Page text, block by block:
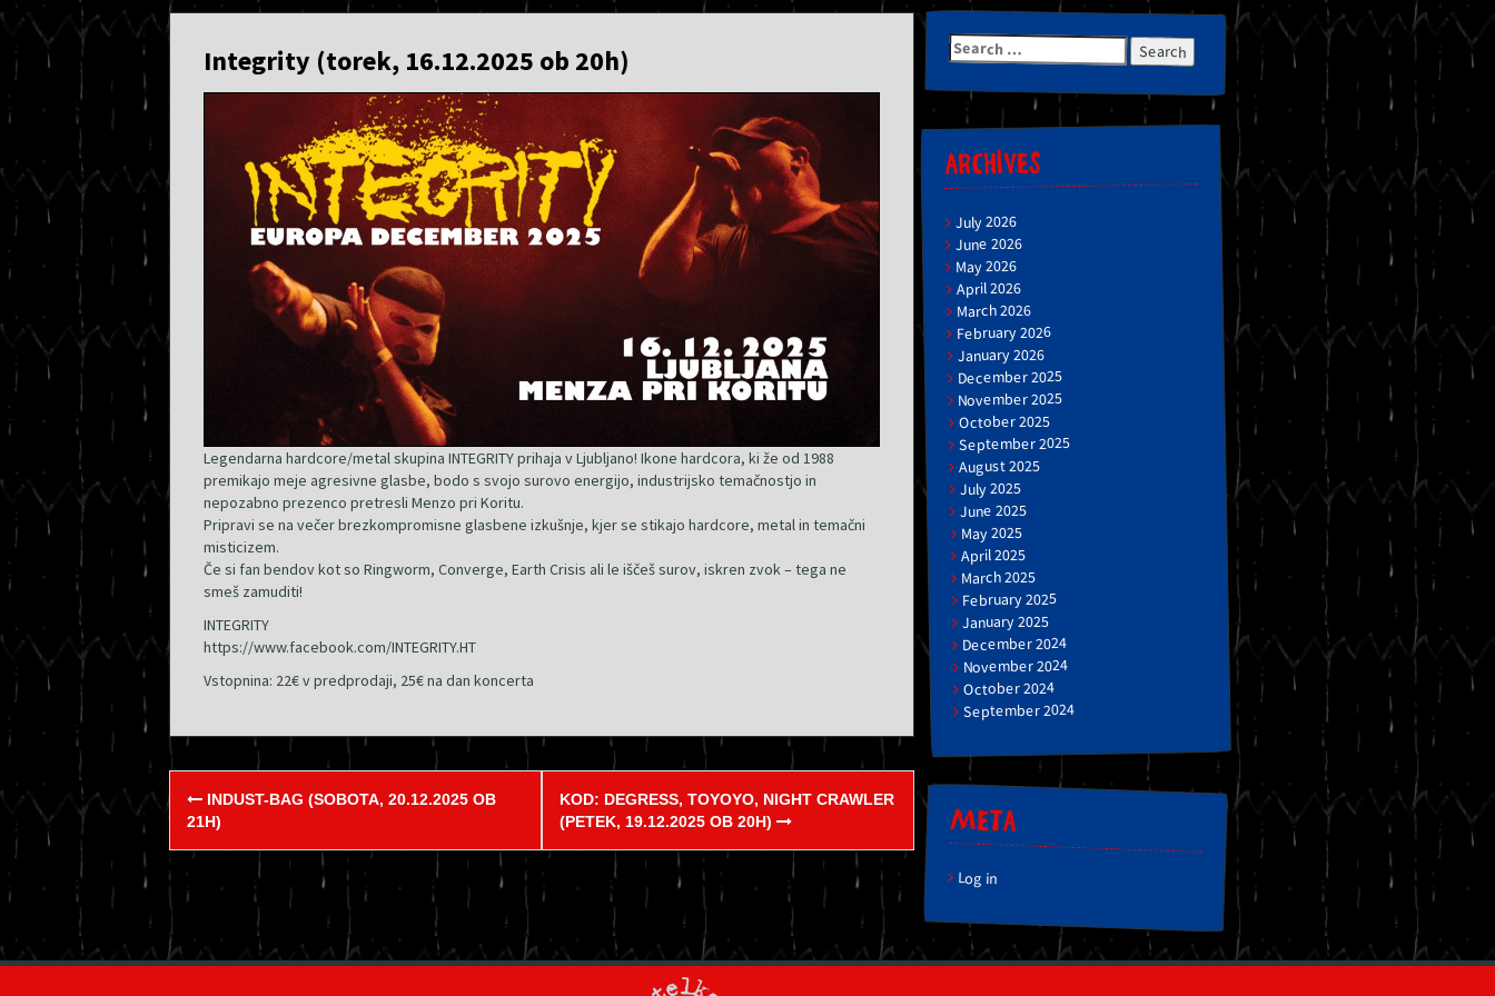
Integrity (torek, 16.12.2025 ob 20h)
Legendarna hardcore/metal skupina INTEGRITY prihaja v Ljubljano! Ikone hardcora, ki že od 1988
premikajo meje agresivne glasbe, bodo s svojo surovo energijo, industrijsko temačnostjo in
nepozabno prezenco pretresli Menzo pri Koritu.
Pripravi se na večer brezkompromisne glasbene izkušnje, kjer se stikajo hardcore, metal in temačni
misticizem.
Če si fan bendov kot so Ringworm, Converge, Earth Crisis ali le iščeš surov, iskren zvok – tega ne
smeš zamuditi!
INTEGRITY
https://www.facebook.com/INTEGRITY.HT
Vstopnina: 22€ v predprodaji, 25€ na dan koncerta
Post
navigation
INDUST-BAG (SOBOTA, 20.12.2025 OB
21H)
KOD: DEGRESS, TOYOYO, NIGHT CRAWLER
(PETEK, 19.12.2025 OB 20H)
Search
for:
ARCHIVES
July 2026
June 2026
May 2026
April 2026
March 2026
February 2026
January 2026
December 2025
November 2025
October 2025
September 2025
August 2025
July 2025
June 2025
May 2025
April 2025
March 2025
February 2025
January 2025
December 2024
November 2024
October 2024
September 2024
META
Log in